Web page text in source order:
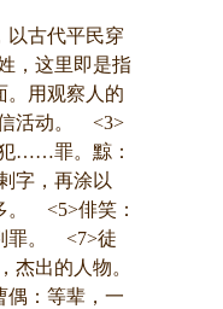
古代平民穿
，这里即是指
用观察人的
活动。 <3>
……罪。黥：
字，再涂以
。 <5>俳笑：
罪。 <7>徒
杰出的人物。
：等辈，一